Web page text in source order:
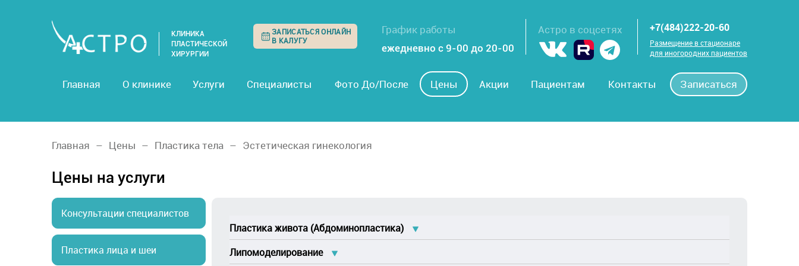
КЛИНИКА
ПЛАСТИЧЕСКОЙ
ХИРУРГИИ
ЗАПИСАТЬСЯ ОНЛАЙН
В КАЛУГУ
График работы
ежедневно с 9-00 до 20-00
Астро в соцсетях +7(484)222-20-60
Размещение в стационаре
для иногородних пациентов
Главная О клинике Услуги Специалисты Фото До/После Цены Акции Пациентам Контакты Записаться
Главная Цены Пластика тела Эстетическая гинекология
Цены на услуги
Консультации специалистов
Пластика лица и шеи
Пластика живота (Абдоминопластика)
переносом пупка: 1 категория
Липомоделирование